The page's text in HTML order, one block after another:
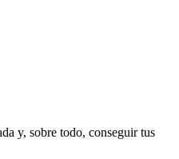
y, sobre todo, conseguir tus